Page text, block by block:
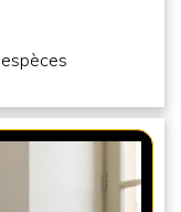
espèces